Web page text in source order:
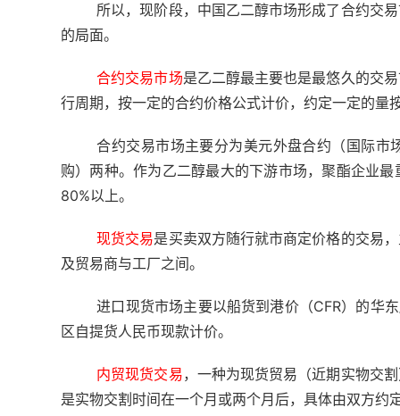
所以，现阶段，中国乙二醇市场形成了合约交
的局面。
合约交易市场是乙二醇最主要也是最悠久的交
行周期，按一定的合约价格公式计价，约定一定的量
合约交易市场主要分为美元外盘合约（国际市
购）两种。作为乙二醇最大的下游市场，聚酯企业
80%以上。
现货交易是买卖双方随行就市商定价格的交易
及贸易商与工厂之间。
进口现货市场主要以船货到港价（CFR）的华
区自提货人民币现款计价。
内贸现货交易，一种为现货贸易（近期实物交
是实物交割时间在一个月或两个月后，具体由双方约